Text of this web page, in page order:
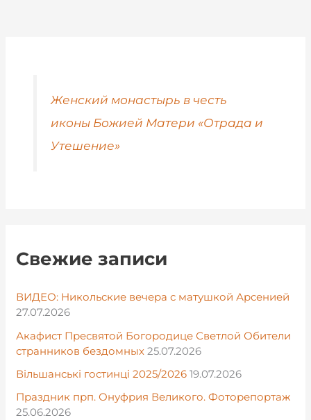
Женский монастырь в честь
иконы Божией Матери «Отрада и
Утешение»
Свежие записи
ВИДЕО: Никольские вечера с матушкой Арсенией
27.07.2026
Акафист Пресвятой Богородице Светлой Обители
странников бездомных 25.07.2026
Вільшанські гостинці 2025/2026 19.07.2026
Праздник прп. Онуфрия Великого. Фоторепортаж
25.06.2026